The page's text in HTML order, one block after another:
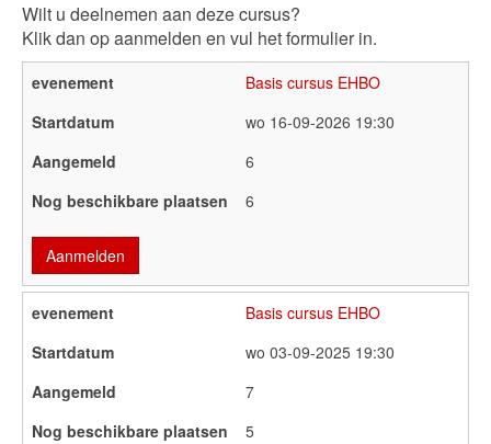
Wilt u deelnemen aan deze cursus?
Klik dan op aanmelden en vul het formulier in.
Basis cursus EHBO
wo 16-09-2026 19:30
6
6
Aanmelden
Basis cursus EHBO
wo 03-09-2025 19:30
7
5